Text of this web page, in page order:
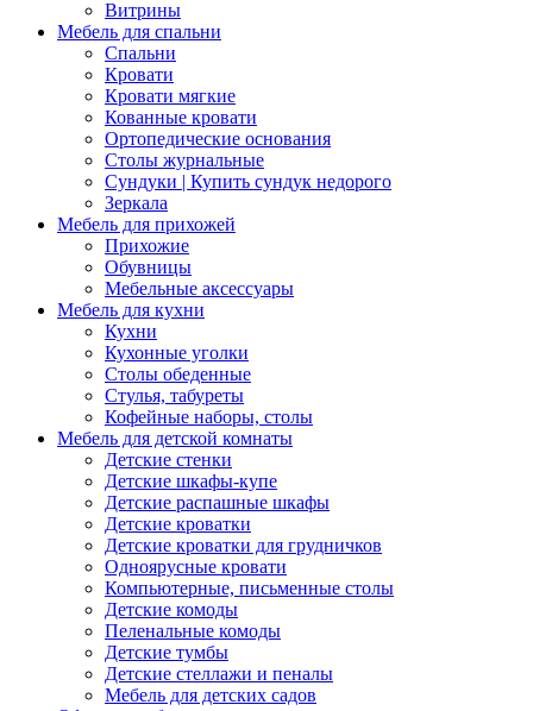
Витрины
Мебель для спальни
Спальни
Кровати
Кровати мягкие
Кованные кровати
Ортопедические основания
Столы журнальные
Сундуки | Купить сундук недорого
Зеркала
Мебель для прихожей
Прихожие
Обувницы
Мебельные аксессуары
Мебель для кухни
Кухни
Кухонные уголки
Столы обеденные
Стулья, табуреты
Кофейные наборы, столы
Мебель для детской комнаты
Детские стенки
Детские шкафы-купе
Детские распашные шкафы
Детские кроватки
Детские кроватки для грудничков
Одноярусные кровати
Компьютерные, письменные столы
Детские комоды
Пеленальные комоды
Детские тумбы
Детские стеллажи и пеналы
Мебель для детских садов